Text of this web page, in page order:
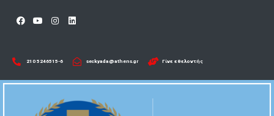
210 5246515-6​ seckyada@athens.gr Γίνε εθελοντής